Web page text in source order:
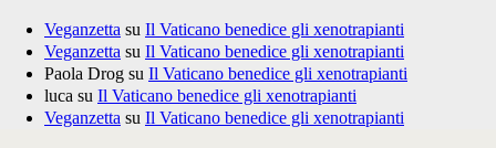
Veganzetta su Il Vaticano benedice gli xenotrapianti
Veganzetta su Il Vaticano benedice gli xenotrapianti
Paola Drog su Il Vaticano benedice gli xenotrapianti
luca su Il Vaticano benedice gli xenotrapianti
Veganzetta su Il Vaticano benedice gli xenotrapianti